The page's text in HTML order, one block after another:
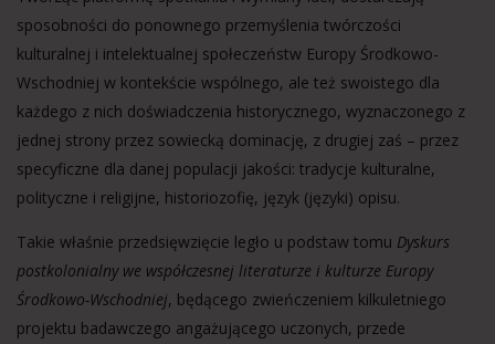
sposobności do ponownego przemyślenia twórczości
kulturalnej i intelektualnej społeczeństw Europy Środkowo-
Wschodniej w kontekście wspólnego, ale też swoistego dla
każdego z nich doświadczenia historycznego, wyznaczonego z
jednej strony przez sowiecką dominację, z drugiej zaś – przez
specyficzne dla danej populacji jakości: tradycje kulturalne,
polityczne i religijne, historiozofię, język (języki) opisu.
Takie właśnie przedsięwzięcie legło u podstaw tomu Dyskurs
postkolonialny we współczesnej literaturze i kulturze Europy
Środkowo-Wschodniej, będącego zwieńczeniem kilkuletniego
projektu badawczego angażującego uczonych, przede